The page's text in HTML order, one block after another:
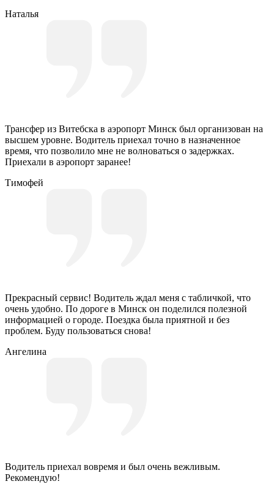
Наталья
Трансфер из Витебска в аэропорт Минск был организован на
высшем уровне. Водитель приехал точно в назначенное
время, что позволило мне не волноваться о задержках.
Приехали в аэропорт заранее!
Тимофей
Прекрасный сервис! Водитель ждал меня с табличкой, что
очень удобно. По дороге в Минск он поделился полезной
информацией о городе. Поездка была приятной и без
проблем. Буду пользоваться снова!
Ангелина
Водитель приехал вовремя и был очень вежливым.
Рекомендую!